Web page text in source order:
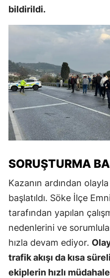
bildirildi.
SORUŞTURMA
Kazanın ardından
başlatıldı. Söke İlçe
tarafından yapılan
nedenlerini ve
hızla devam ediyor.
trafik akışı da kısa
ekiplerin hızlı